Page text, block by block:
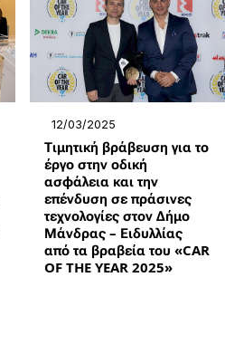
12/03/2025
Τιμητική βράβευση για το
έργο στην οδική
ασφάλεια και την
επένδυση σε πράσινες
τεχνολογίες στον Δήμο
Μάνδρας – Ειδυλλίας
από τα βραβεία του «CAR
OF THE YEAR 2025»